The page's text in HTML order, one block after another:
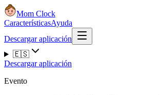
Mom Clock
CaracterísticasAyuda
Descargar aplicación
🇪🇸
Descargar aplicación
Evento